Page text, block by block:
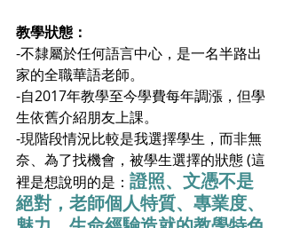
教學狀態：
-不隸屬於任何語言中心，是一名半路出
家的全職華語老師。
-自2017年教學至今學費每年調漲，但學
生依舊介紹朋友上課。
-現階段情況比較是我選擇學生，而非無
奈、為了找機會，被學生選擇的狀態 (這
裡是想說明的是： 證照、文憑不是
絕對，老師個人特質、專業度、